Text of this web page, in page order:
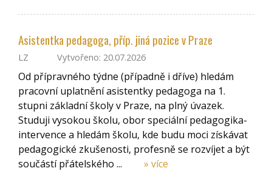
Asistentka pedagoga, příp. jiná pozice v Praze
LZ Vytvořeno: 20.07.2026
Od přípravného týdne (případně i dříve) hledám
pracovní uplatnění asistentky pedagoga na 1.
stupni základní školy v Praze, na plný úvazek.
Studuji vysokou školu, obor speciální pedagogika-
intervence a hledám školu, kde budu moci získávat
pedagogické zkušenosti, profesně se rozvíjet a být
součástí přátelského ...
» více